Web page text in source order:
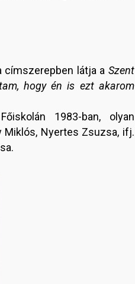
címszerepben látja a Szent
hogy én is ezt akarom
1983-ban, olyan
Miklós, Nyertes Zsuzsa, ifj.